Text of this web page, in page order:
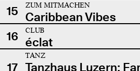
15
ZUM MITMACHEN
Caribbean Vibes
16
CLUB
éclat
17
TANZ
Tanzhaus Luzern: